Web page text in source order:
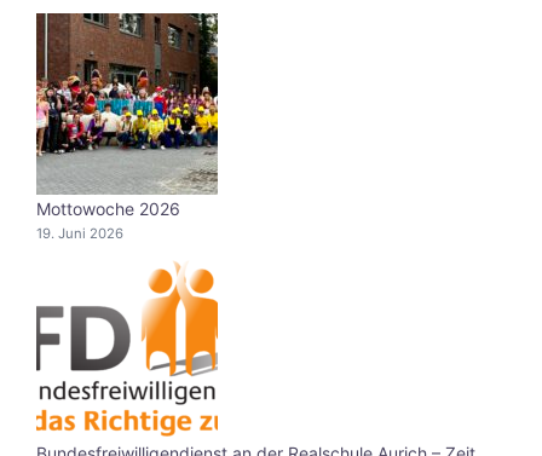
Mottowoche 2026
19. Juni 2026